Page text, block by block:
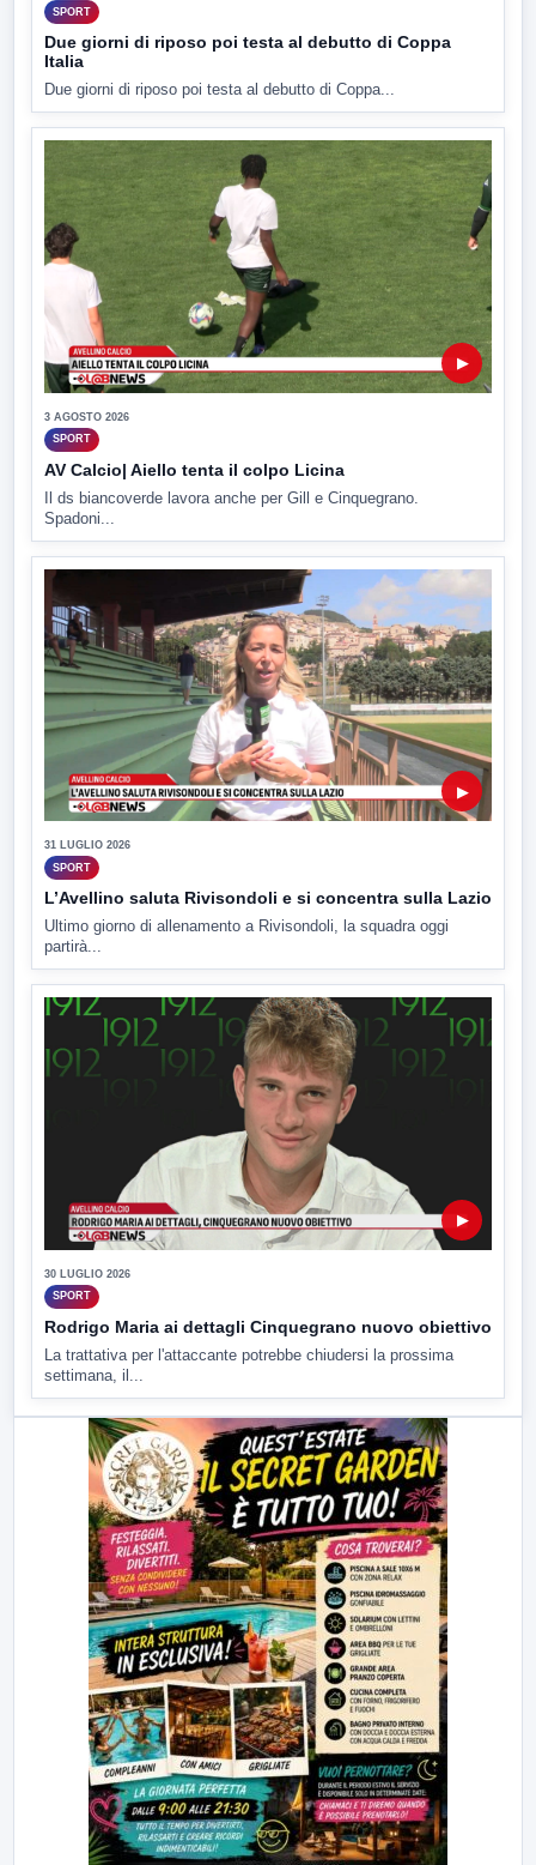
SPORT
Due giorni di riposo poi testa al debutto di Coppa
Italia
Due giorni di riposo poi testa al debutto di Coppa...
▶
3 AGOSTO 2026
SPORT
AV Calcio| Aiello tenta il colpo Licina
Il ds biancoverde lavora anche per Gill e Cinquegrano.
Spadoni...
▶
31 LUGLIO 2026
SPORT
L’Avellino saluta Rivisondoli e si concentra sulla Lazio
Ultimo giorno di allenamento a Rivisondoli, la squadra oggi
partirà...
▶
30 LUGLIO 2026
SPORT
Rodrigo Maria ai dettagli Cinquegrano nuovo obiettivo
La trattativa per l'attaccante potrebbe chiudersi la prossima
settimana, il...